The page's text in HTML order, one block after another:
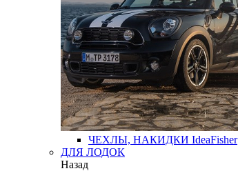
ЧЕХЛЫ, НАКИДКИ IdeaFisher
ДЛЯ ЛОДОК
Назад